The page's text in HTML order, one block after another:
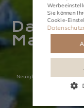
Das
Mai
Neuigkeiten und
Sie können
Cookie-